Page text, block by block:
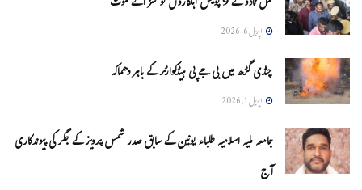
اپریل 6, 2026
چنڈی گڑھ میں بی جے پی ہیڈکوارٹر کے باہر دھماکہ
اپریل 1, 2026
جامعہ ملیہ اسلامیہ طلباء یونین کے سابق صدر شمس پرویز کے جگر کی پیوندکاری
آج